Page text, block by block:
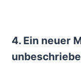
4. Ein neuer